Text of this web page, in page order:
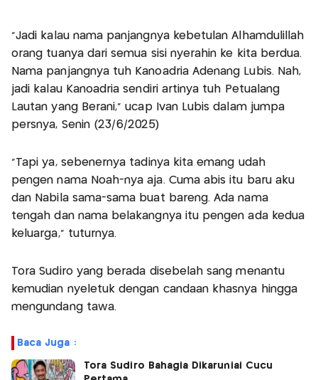
"Jadi kalau nama panjangnya kebetulan Alhamdulillah
orang tuanya dari semua sisi nyerahin ke kita berdua.
Nama panjangnya tuh Kanoadria Adenang Lubis. Nah,
jadi kalau Kanoadria sendiri artinya tuh Petualang
Lautan yang Berani," ucap Ivan Lubis dalam jumpa
persnya, Senin (23/6/2025)
"Tapi ya, sebenernya tadinya kita emang udah
pengen nama Noah-nya aja. Cuma abis itu baru aku
dan Nabila sama-sama buat bareng. Ada nama
tengah dan nama belakangnya itu pengen ada kedua
keluarga," tuturnya.
Tora Sudiro yang berada disebelah sang menantu
kemudian nyeletuk dengan candaan khasnya hingga
mengundang tawa.
Baca Juga :
Tora Sudiro Bahagia Dikaruniai Cucu